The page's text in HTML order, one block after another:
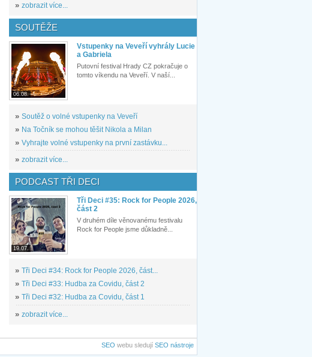
» zobrazit více...
SOUTĚŽE
06.08.
Vstupenky na Veveří vyhrály Lucie
a Gabriela
Putovní festival Hrady CZ pokračuje o
tomto víkendu na Veveří. V naší...
» Soutěž o volné vstupenky na Veveří
» Na Točník se mohou těšit Nikola a Milan
» Vyhrajte volné vstupenky na první zastávku...
» zobrazit více...
PODCAST TŘI DECI
19.07.
Tři Deci #35: Rock for People 2026,
část 2
V druhém díle věnovanému festivalu
Rock for People jsme důkladně...
» Tři Deci #34: Rock for People 2026, část...
» Tři Deci #33: Hudba za Covidu, část 2
» Tři Deci #32: Hudba za Covidu, část 1
» zobrazit více...
SEO webu sledují SEO nástroje